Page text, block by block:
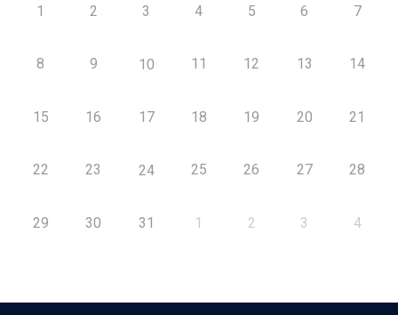
1 2 3 4 5 6 7
8 9 10 11 12 13 14
15 16 17 18 19 20 21
22 23 24 25 26 27 28
29 30 31 1 2 3 4